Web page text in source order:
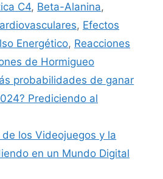
C4, Beta-Alanina,
, Efectos
Energético, Reacciones
de Hormigueo
probabilidades de ganar
Prediciendo al
los Videojuegos y la
en un Mundo Digital